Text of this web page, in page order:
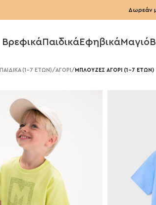
Δωρεάν
Βρεφικά Παιδικά ΕφηβικάΜαγιό
ΠΑΙΔΙΚΑ (1-7 ΕΤΩΝ)/ΑΓΟΡΙ /ΜΠΛΟΥΖΕΣ ΑΓΟΡΙ (1-7 ΕΤΩΝ)